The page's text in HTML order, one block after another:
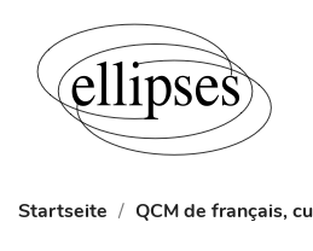
Startseite QCM de français,